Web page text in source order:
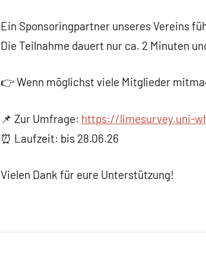
Ein Sponsoringpartner unseres Vereins
Die Teilnahme dauert nur ca. 2 Minuten
👉 Wenn möglichst viele Mitglieder
📌 Zur Umfrage: https://limesurvey.uni-
⏰ Laufzeit: bis 28.06.26
Vielen Dank für eure Unterstützung!